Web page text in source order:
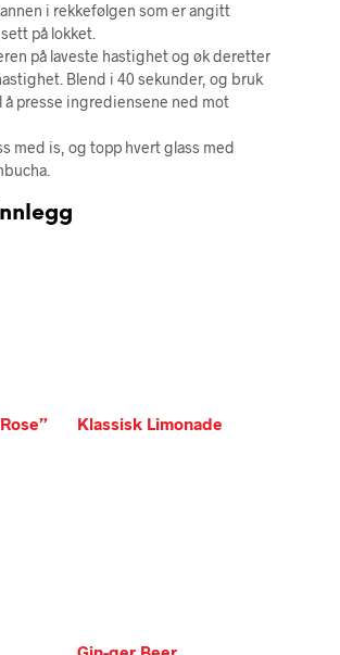
i rekkefølgen som er angitt
på lokket.
på laveste hastighet og øk deretter
Blend i 40 sekunder, og bruk
å presse ingrediensene ned mot
med is, og topp hvert glass med
Klassisk Limonade